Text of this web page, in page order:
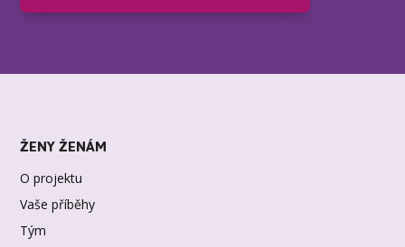
ŽENY ŽENÁM
O projektu
Vaše příběhy
Tým